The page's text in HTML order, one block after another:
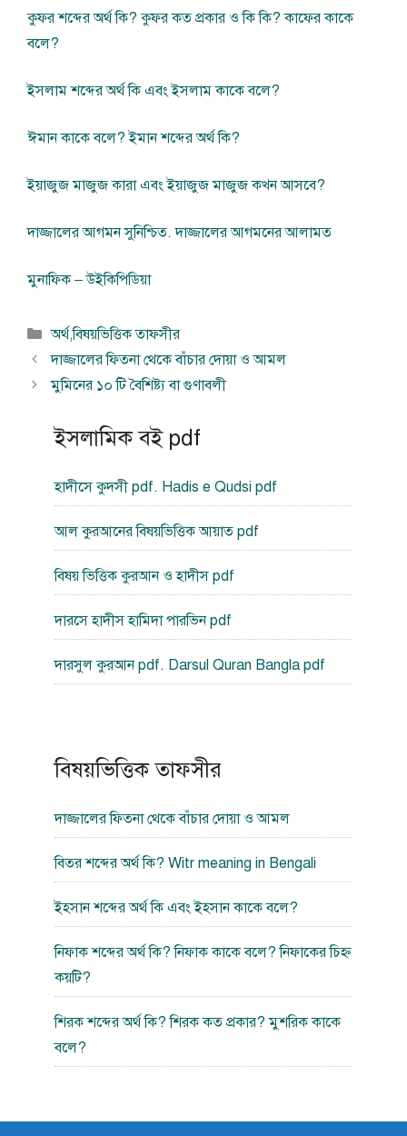
কুফর শব্দের অর্থ কি? কুফর কত প্রকার ও কি কি? কাফের কাকে
বলে?
ইসলাম শব্দের অর্থ কি এবং ইসলাম কাকে বলে?
ঈমান কাকে বলে? ইমান শব্দের অর্থ কি?
ইয়াজুজ মাজুজ কারা এবং ইয়াজুজ মাজুজ কখন আসবে?
দাজ্জালের আগমন সুনিশ্চিত. দাজ্জালের আগমনের আলামত
মুনাফিক – উইকিপিডিয়া
বিভাগ
সমূহ
অর্থ,বিষয়ভিত্তিক তাফসীর
দাজ্জালের ফিতনা থেকে বাঁচার দোয়া ও আমল
মুমিনের ১০ টি বৈশিষ্ট্য বা গুণাবলী
ইসলামিক বই pdf
হাদীসে কুদসী pdf. Hadis e Qudsi pdf
আল কুরআনের বিষয়ভিত্তিক আয়াত pdf
বিষয় ভিত্তিক কুরআন ও হাদীস pdf
দারসে হাদীস হামিদা পারভিন pdf
দারসুল কুরআন pdf. Darsul Quran Bangla pdf
বিষয়ভিত্তিক তাফসীর
দাজ্জালের ফিতনা থেকে বাঁচার দোয়া ও আমল
বিতর শব্দের অর্থ কি? Witr meaning in Bengali
ইহসান শব্দের অর্থ কি এবং ইহসান কাকে বলে?
নিফাক শব্দের অর্থ কি? নিফাক কাকে বলে? নিফাকের চিহ্ন
কয়টি?
শিরক শব্দের অর্থ কি? শিরক কত প্রকার? মুশরিক কাকে
বলে?